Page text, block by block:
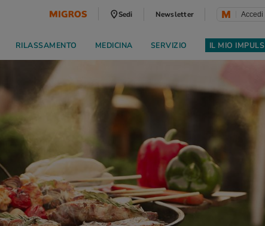
Sedi Newsletter Accedi
RILASSAMENTO MEDICINA SERVIZIO IL MIO IMPULS